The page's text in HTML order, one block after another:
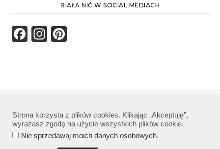
BIAŁA NIĆ W SOCIAL MEDIACH
Facebook
Instagram
Polityka prywatności
Strona korzysta z plików cookies. Klikając „Akceptuję”,
wyrażasz zgodę na użycie wszystkich plików cookie.
Nie sprzedawaj moich danych osobowych.